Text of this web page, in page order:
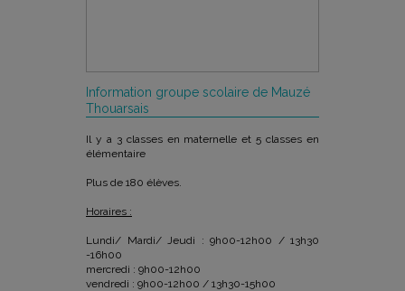
Information groupe scolaire de Mauzé
Thouarsais
Il y a 3 classes en maternelle et 5 classes en
élémentaire
Plus de 180 élèves.
Horaires :
Lundi/ Mardi/ Jeudi : 9h00-12h00 / 13h30
-16h00
mercredi : 9h00-12h00
vendredi : 9h00-12h00 / 13h30-15h00